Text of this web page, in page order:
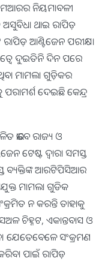
ନିୟମାବଳୀ
ଅସୁବିଧା ଥାଇ ରାପିଡ଼
ରାପିଡ଼ ଆଣ୍ଟିଜେନ ପରୀକ୍ଷା
ସତ୍ବେ ଦୁଇତିନି ଦିନ ପରେ
ମାମଲା ଗୁଡ଼ିକର
ଦେଇଛି କେନ୍ଦ୍ର
ଭାବେ ରାଜ୍ୟ ଓ
ଟେଷ୍ଟ ଦ୍ବାରା ସମସ୍ତ
ବ୍ୟକ୍ତିଙ୍କ ଆରଟିପିସିଆର
ମାମଲା ଗୁଡିକ
ନ କରନ୍ତି ତାହାକୁ
ଚିହ୍ନଟ, ଏକାନ୍ତବାସ ଓ
ଯେତେବେଳେ ସଂକ୍ରମଣ
ପାଇଁ ରାପିଡ଼